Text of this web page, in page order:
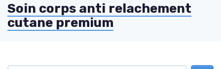
Soin corps anti relachement
cutane premium